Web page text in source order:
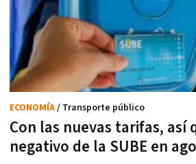
Con las nuevas tarifas, así
negativo de la SUBE en
ECONOMÍA/ Transporte público